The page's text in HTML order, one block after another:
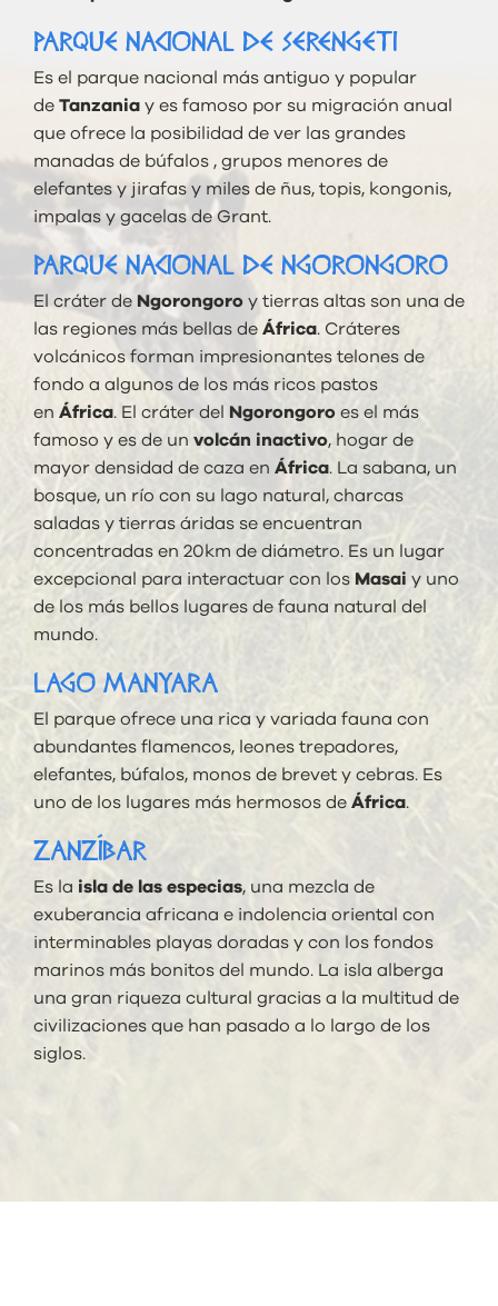
PARQUE NACIONAL DE SERENGETI
Es el parque nacional más antiguo y popular
de Tanzania y es famoso por su migración anual
que ofrece la posibilidad de ver las grandes
manadas de búfalos , grupos menores de
elefantes y jirafas y miles de ñus, topis, kongonis,
impalas y gacelas de Grant.
PARQUE NACIONAL DE NGORONGORO
El cráter de Ngorongoro y tierras altas son una de
las regiones más bellas de África. Cráteres
volcánicos forman impresionantes telones de
fondo a algunos de los más ricos pastos
en África. El cráter del Ngorongoro es el más
famoso y es de un volcán inactivo, hogar de
mayor densidad de caza en África. La sabana, un
bosque, un río con su lago natural, charcas
saladas y tierras áridas se encuentran
concentradas en 20km de diámetro. Es un lugar
excepcional para interactuar con los Masai y uno
de los más bellos lugares de fauna natural del
mundo.
LAGO MANYARA
El parque ofrece una rica y variada fauna con
abundantes flamencos, leones trepadores,
elefantes, búfalos, monos de brevet y cebras. Es
uno de los lugares más hermosos de África.
ZANZÍBAR
Es la isla de las especias, una mezcla de
exuberancia africana e indolencia oriental con
interminables playas doradas y con los fondos
marinos más bonitos del mundo. La isla alberga
una gran riqueza cultural gracias a la multitud de
civilizaciones que han pasado a lo largo de los
siglos.